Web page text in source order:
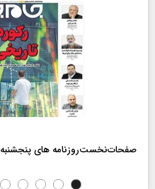
صفحات‌نخست‌روزنامه ها‌ی پنجشنبه‌۱۵ مردادماه